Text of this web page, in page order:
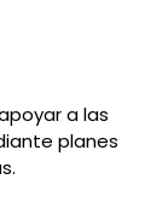
a las
planes